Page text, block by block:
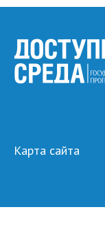
Карта сайта